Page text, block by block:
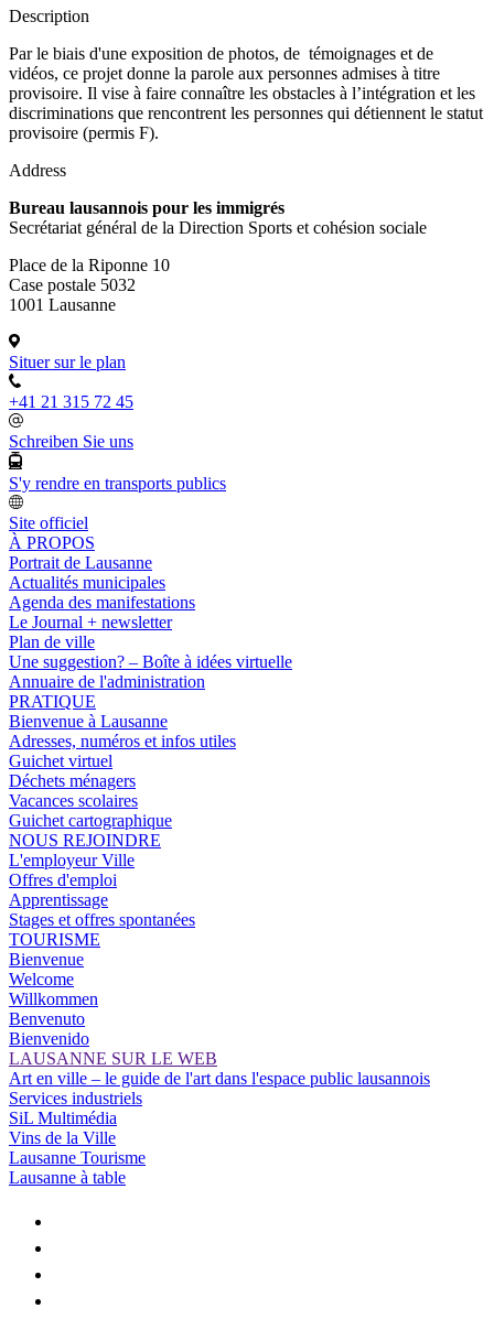
Description
Par le biais d'une exposition de photos, de témoignages et de
vidéos, ce projet donne la parole aux personnes admises à titre
provisoire. Il vise à faire connaître les obstacles à l’intégration et les
discriminations que rencontrent les personnes qui détiennent le statut
provisoire (permis F).
Address
Bureau lausannois pour les immigrés
Secrétariat général de la Direction Sports et cohésion sociale
Place de la Riponne 10
Case postale 5032
1001 Lausanne
Situer sur le plan
+41 21 315 72 45
Schreiben Sie uns
S'y rendre en transports publics
Site officiel
À PROPOS
Portrait de Lausanne
Actualités municipales
Agenda des manifestations
Le Journal + newsletter
Plan de ville
Une suggestion? – Boîte à idées virtuelle
Annuaire de l'administration
PRATIQUE
Bienvenue à Lausanne
Adresses, numéros et infos utiles
Guichet virtuel
Déchets ménagers
Vacances scolaires
Guichet cartographique
NOUS REJOINDRE
L'employeur Ville
Offres d'emploi
Apprentissage
Stages et offres spontanées
TOURISME
Bienvenue
Welcome
Willkommen
Benvenuto
Bienvenido
LAUSANNE SUR LE WEB
Art en ville – le guide de l'art dans l'espace public lausannois
Services industriels
SiL Multimédia
Vins de la Ville
Lausanne Tourisme
Lausanne à table